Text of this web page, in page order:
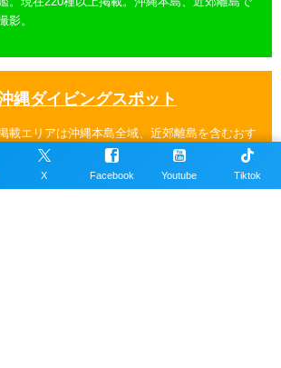
影。
縄ダイビングスポット
載エリアは沖縄本島全域、近郊離島を含むおす
すめの約100ヶ所以上のダイビングポイント。
X Facebook Youtube Tiktok